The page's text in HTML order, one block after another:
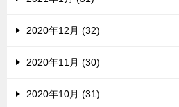
2020年12月 (32)
2020年11月 (30)
2020年10月 (31)